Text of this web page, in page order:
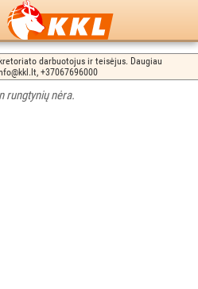
darbuotojus ir teisėjus. Daugiau
+37067696000
rungtynių nėra.